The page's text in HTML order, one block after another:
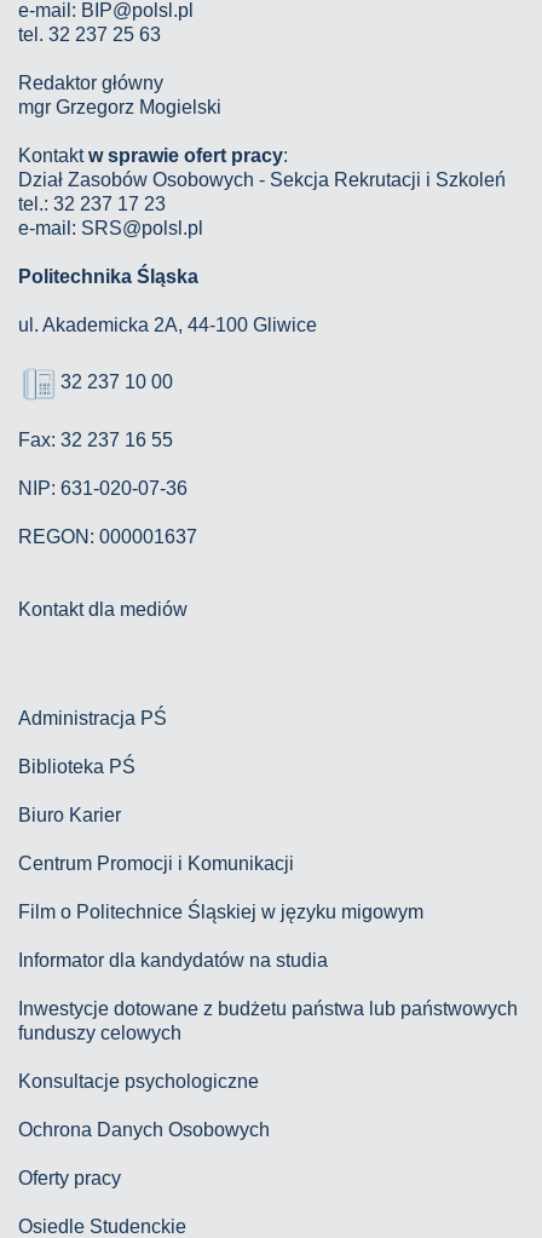
e-mail: BIP@polsl.pl
tel. 32 237 25 63
Redaktor główny
mgr Grzegorz Mogielski
Kontaktw sprawie ofert pracy:
Dział Zasobów Osobowych - Sekcja Rekrutacji i Szkoleń
tel.: 32 237 17 23
e-mail: SRS@polsl.pl
Politechnika Śląska
ul. Akademicka 2A, 44-100 Gliwice
32 237 10 00
Fax: 32 237 16 55
NIP: 631-020-07-36
REGON: 000001637
Kontakt dla mediów
Administracja PŚ
Biblioteka PŚ
Biuro Karier
Centrum Promocji i Komunikacji
Film o Politechnice Śląskiej w języku migowym
Informator dla kandydatów na studia
Inwestycje dotowane z budżetu państwa lub państwowych
funduszy celowych
Konsultacje psychologiczne
Ochrona Danych Osobowych
Oferty pracy
Osiedle Studenckie